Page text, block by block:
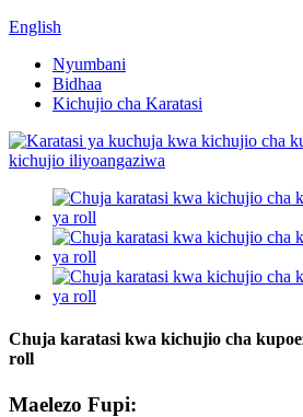
English
Nyumbani
Bidhaa
Kichujio cha Karatasi
Chuja karatasi kwa kichujio cha
roll
Maelezo Fupi: